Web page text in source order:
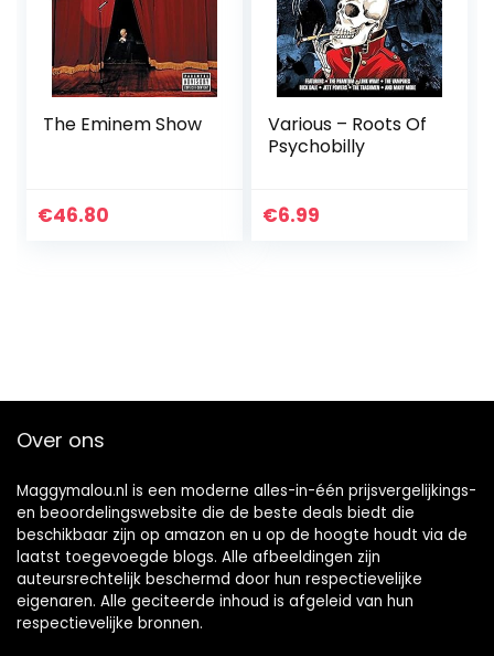
The Eminem Show
€46.80
Various – Roots Of
Psychobilly
€6.99
Over ons
Maggymalou.nl is een moderne alles-in-één prijsvergelijkings-
en beoordelingswebsite die de beste deals biedt die
beschikbaar zijn op amazon en u op de hoogte houdt via de
laatst toegevoegde blogs. Alle afbeeldingen zijn
auteursrechtelijk beschermd door hun respectievelijke
eigenaren. Alle geciteerde inhoud is afgeleid van hun
respectievelijke bronnen.